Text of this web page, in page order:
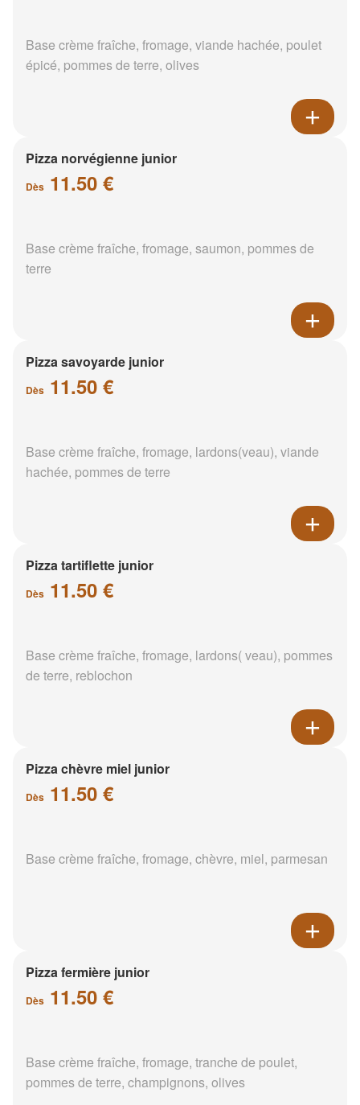
Base crème fraîche, fromage, viande hachée, poulet
épicé, pommes de terre, olives
Pizza norvégienne junior
Dès 11.50 €
Base crème fraîche, fromage, saumon, pommes de
terre
Pizza savoyarde junior
Dès 11.50 €
Base crème fraîche, fromage, lardons(veau), viande
hachée, pommes de terre
Pizza tartiflette junior
Dès 11.50 €
Base crème fraîche, fromage, lardons( veau), pommes
de terre, reblochon
Pizza chèvre miel junior
Dès 11.50 €
Base crème fraîche, fromage, chèvre, miel, parmesan
Pizza fermière junior
Dès 11.50 €
Base crème fraîche, fromage, tranche de poulet,
pommes de terre, champignons, olives